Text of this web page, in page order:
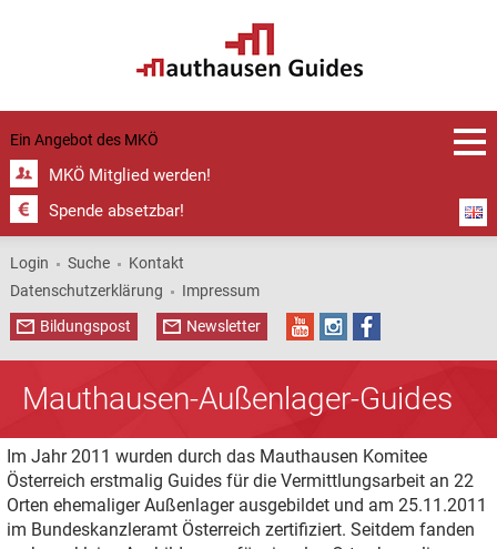
Ein Angebot des MKÖ
MKÖ Mitglied werden!
Spende absetzbar!
Login Suche
Kontakt
Datenschutzerklärung
Impressum
Bildungspost
Newsletter
Mauthausen-Außenlager-Guides
Im Jahr 2011 wurden durch das Mauthausen Komitee
Österreich erstmalig Guides für die Vermittlungsarbeit an 22
Orten ehemaliger Außenlager ausgebildet und am 25.11.2011
im Bundeskanzleramt Österreich zertifiziert. Seitdem fanden